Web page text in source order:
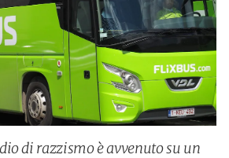
di razzismo è avvenuto su un